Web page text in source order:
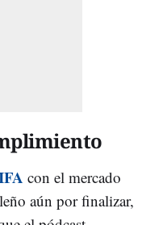
con el mercado
aún por finalizar,